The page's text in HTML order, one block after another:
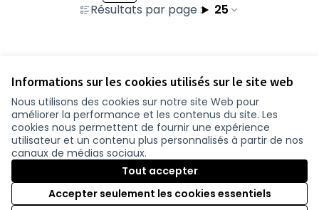
Informations sur les cookies utilisés sur le site web
Nous utilisons des cookies sur notre site Web pour
améliorer la performance et les contenus du site. Les
cookies nous permettent de fournir une expérience
utilisateur et un contenu plus personnalisés à partir de nos
canaux de médias sociaux.
Tout accepter
Accepter seulement les cookies essentiels
Résultats par page : 25
Conditions d'utilisation
Paramètres des cookies
participer.loire-atlantique.fr sur Facebook
(Nouvelle fenêtre)
participer.loire-atlantique.fr sur Instagram
(Nouvelle fenêtre)
participer.loire-atlantique.fr sur YouTube
(Nouvelle fenêtre)